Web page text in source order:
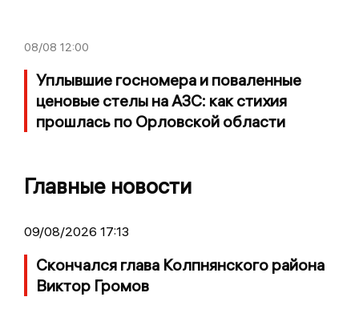
08/08 12:00
Уплывшие госномера и поваленные
ценовые стелы на АЗС: как стихия
прошлась по Орловской области
Главные новости
09/08/2026 17:13
Скончался глава Колпнянского района
Виктор Громов